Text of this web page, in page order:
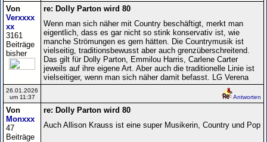
Von
Verxxxx
xx
3161
Beiträge
bisher
re: Dolly Parton wird 80
Wenn man sich näher mit Country beschäftigt, merkt man
eigentlich, dass es gar nicht so stink konservativ ist, wie
manche Strömungen es gern hätten. Die Countrymusik ist
vielseitig, traditionsbewusst aber auch grenzüberschreitend.
Das gilt für Dolly Parton, Emmilou Harris, Carlene Carter
jeweils auf ihre eigene Art. Aber auch die traditionelle Linie ist
vielseitiger, wenn man sich näher damit befasst. LG Verena
26.01.2026
um 11:37
Antworten
Von
Monxxx
47
Beiträge
re: Dolly Parton wird 80
Auch Allison Krauss ist eine super Musikerin, Country und Pop